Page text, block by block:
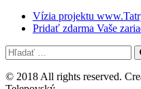
Vízia projektu
Pridať zdarma Vaše
© 2018 All rights reserved.